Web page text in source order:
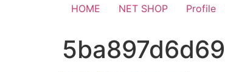
HOME
NET SHOP Profile